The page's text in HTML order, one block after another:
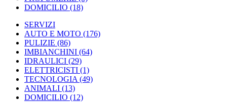
DOMICILIO (18)
SERVIZI
AUTO E MOTO (176)
PULIZIE (86)
IMBIANCHINI (64)
IDRAULICI (29)
ELETTRICISTI (1)
TECNOLOGIA (49)
ANIMALI (13)
DOMICILIO (12)